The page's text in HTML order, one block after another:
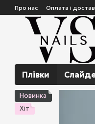
Перейти до основного
Про нас Оплата і
Плівки
Новинка
Хіт